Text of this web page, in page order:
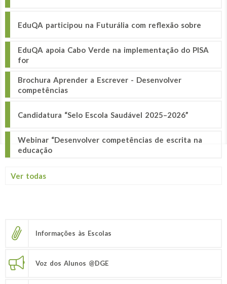
EduQA participou na Futurália com reflexão sobre
EduQA apoia Cabo Verde na implementação do PISA
for
Brochura Aprender a Escrever - Desenvolver
competências
Candidatura “Selo Escola Saudável 2025–2026”
Webinar “Desenvolver competências de escrita na
educação
Ver todas
Informações às Escolas
Voz dos Alunos @DGE